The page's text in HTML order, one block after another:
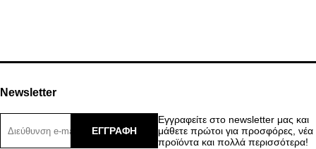
Newsletter
ΕΓΓΡΑΦΗ
Εγγραφείτε στο newsletter μας και
μάθετε πρώτοι για προσφόρες, νέα
προϊόντα και πολλά περισσότερα!